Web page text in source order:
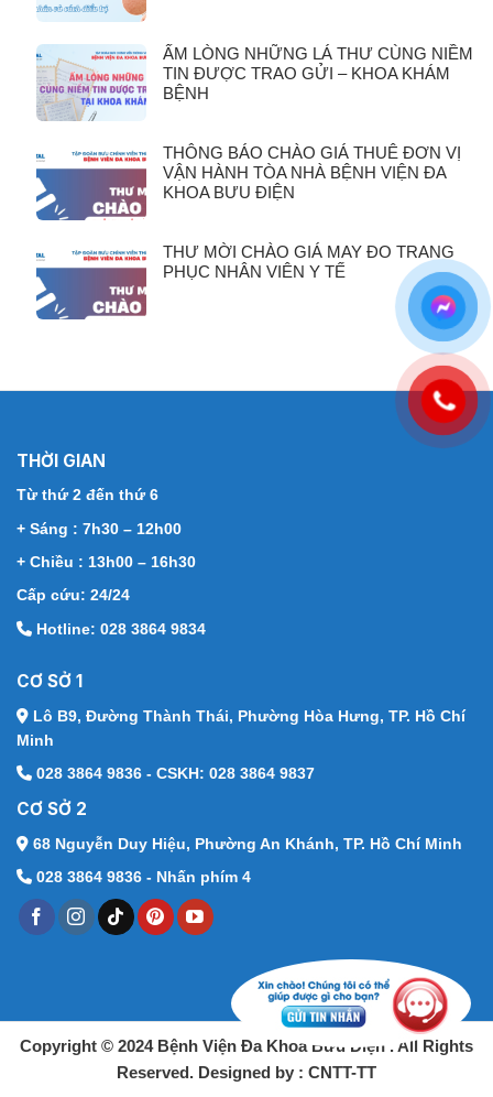
ẤM LÒNG NHỮNG LÁ THƯ CÙNG NIỀM
TIN ĐƯỢC TRAO GỬI – KHOA KHÁM
BỆNH
THÔNG BÁO CHÀO GIÁ THUÊ ĐƠN VỊ
VẬN HÀNH TÒA NHÀ BỆNH VIỆN ĐA
KHOA BƯU ĐIỆN
THƯ MỜI CHÀO GIÁ MAY ĐO TRANG
PHỤC NHÂN VIÊN Y TẾ
THỜI GIAN
Từ thứ 2 đến thứ 6
+ Sáng : 7h30 – 12h00
+ Chiều : 13h00 – 16h30
Cấp cứu: 24/24
Hotline: 028 3864 9834
CƠ SỞ 1
Lô B9, Đường Thành Thái, Phường Hòa Hưng, TP. Hồ Chí
Minh
028 3864 9836 - CSKH: 028 3864 9837
CƠ SỞ 2
68 Nguyễn Duy Hiệu, Phường An Khánh, TP. Hồ Chí Minh
028 3864 9836 - Nhấn phím 4
Copyright © 2024 Bệnh Viện Đa Khoa Bưu Điện . All Rights
Reserved. Designed by : CNTT-TT